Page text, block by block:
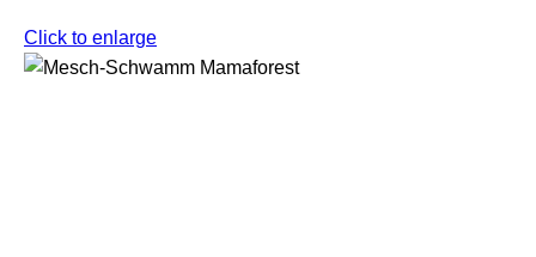
Click to enlarge